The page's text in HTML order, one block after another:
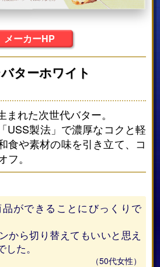
メーカーHP
ターホワイト
れた次世代バター。
USS製法」で濃厚なコクと軽
食や素材の味を引き立て、コ
。
ができることにびっくりで
から切り替えてもいいと思え
た。
（50代女性）